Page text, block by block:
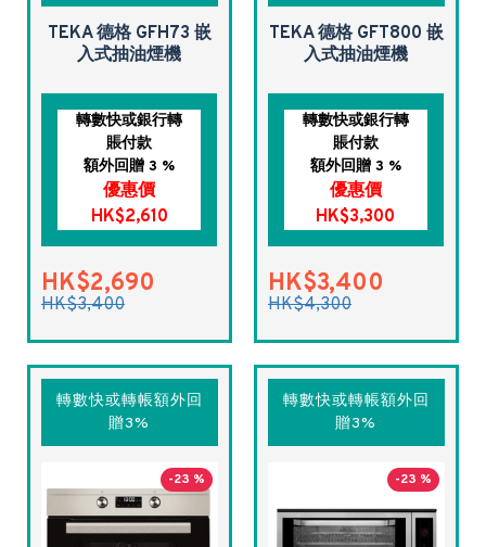
TEKA 德格 GFH73 嵌
入式抽油煙機
轉數快或銀行轉
賬付款
額外回贈 3 %
優惠價
HK$2,610
HK$2,690
HK$3,400
TEKA 德格 GFT800 嵌
入式抽油煙機
轉數快或銀行轉
賬付款
額外回贈 3 %
優惠價
HK$3,300
HK$3,400
HK$4,300
轉數快或轉帳額外回
贈3%
-23 %
轉數快或轉帳額外回
贈3%
-23 %